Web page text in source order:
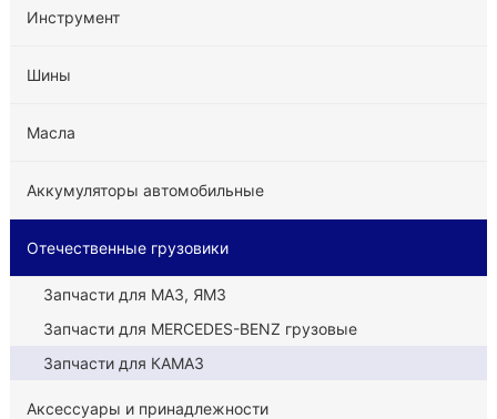
Инструмент
Шины
Масла
Аккумуляторы автомобильные
Отечественные грузовики
Запчасти для МАЗ, ЯМЗ
Запчасти для MERCEDES-BENZ грузовые
Запчасти для КАМАЗ
Аксессуары и принадлежности